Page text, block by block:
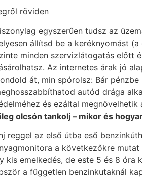
röviden
egyszerűen tudsz az
állítsd be a keréknyomást
minden szervizlátogatás előtt
Az internetes árak jó
át, min spórolsz: Bár
autód drága
és ezáltal
olcsón tankolj – mikor és
reggel az első útba eső
a következőkre
kis emelkedés, de este 5 és 8
a független benzinkutaknál